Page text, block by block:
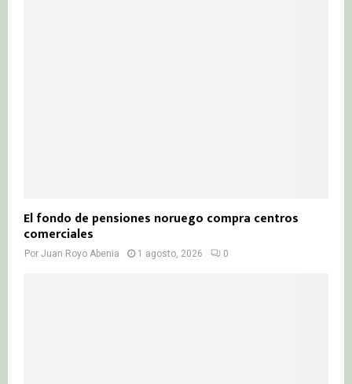
El fondo de pensiones noruego compra centros
comerciales
Por Juan Royo Abenia 1 agosto, 2026 0